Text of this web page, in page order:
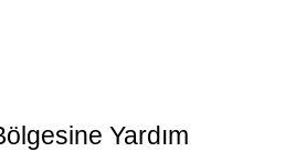
Yardım